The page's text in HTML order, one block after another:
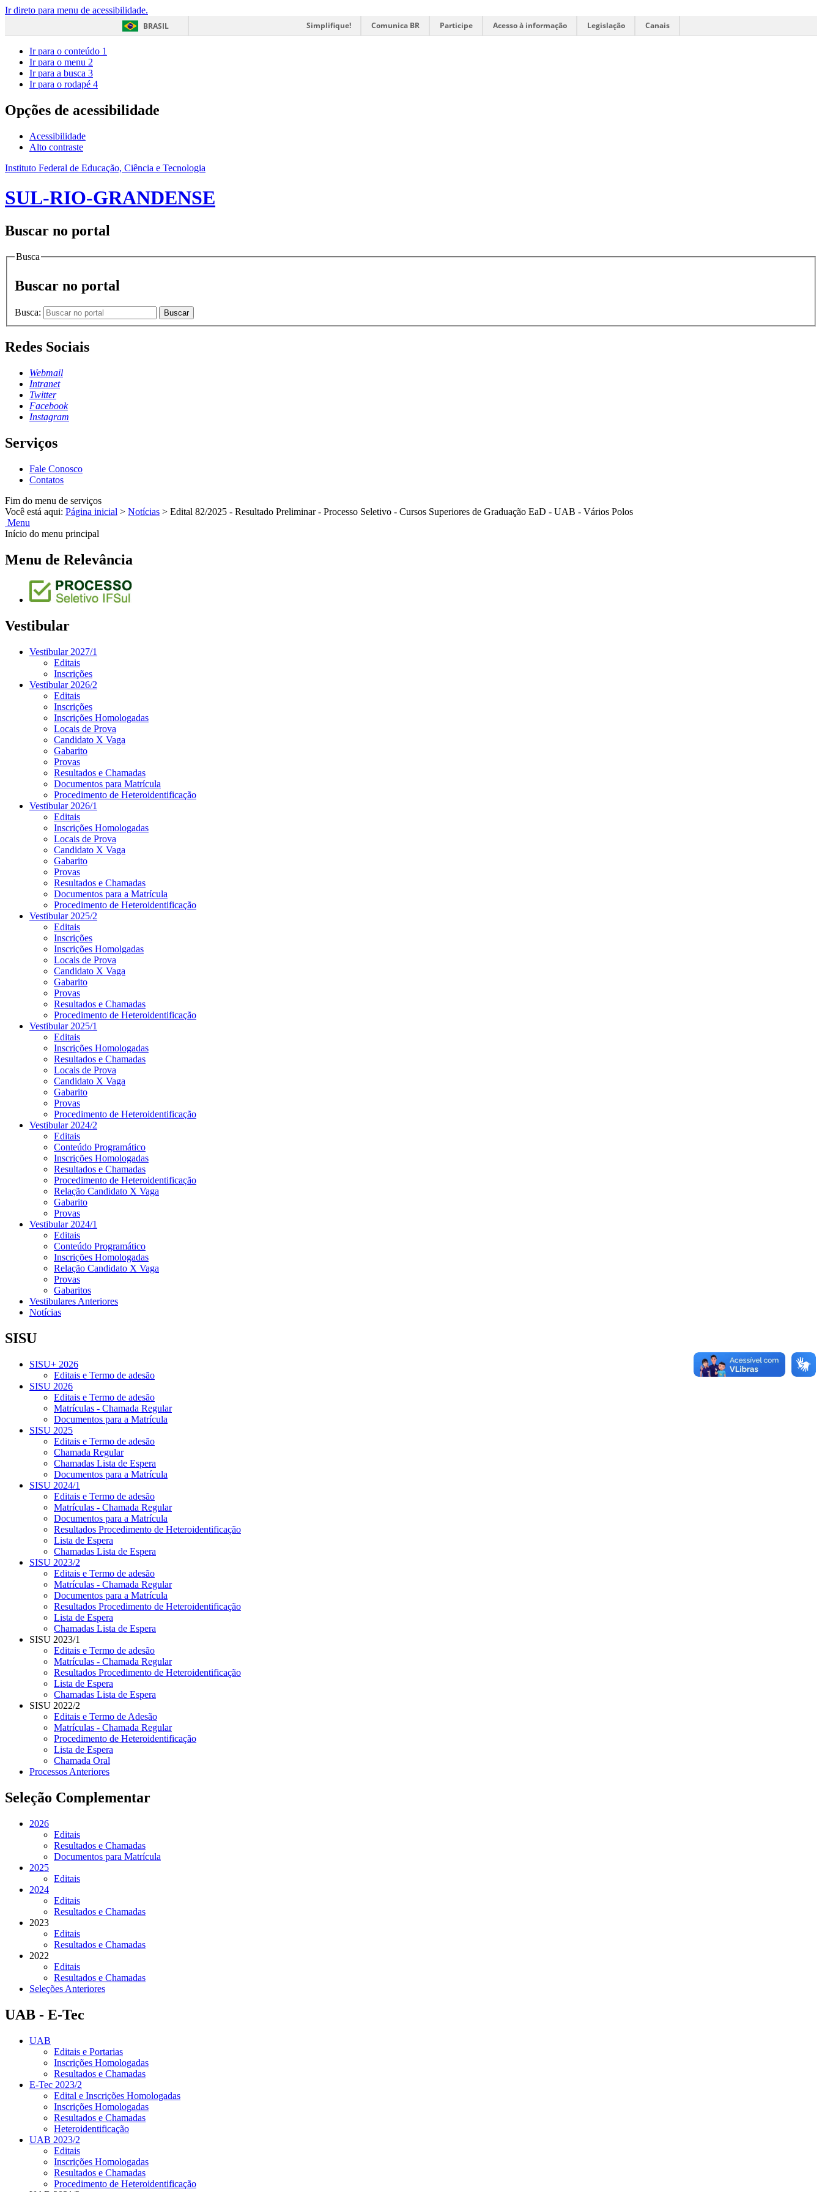
Ir direto para menu de acessibilidade.
BRASIL
Simplifique! Comunica BR Participe Acesso à informação Legislação Canais
Ir para o conteúdo 1
Ir para o menu 2
Ir para a busca 3
Ir para o rodapé 4
Opções de acessibilidade
Acessibilidade
Alto contraste
Instituto Federal de Educação, Ciência e Tecnologia
SUL-RIO-GRANDENSE
Buscar no portal
Busca
Buscar no portal
Busca: Buscar
Redes Sociais
Webmail
Intranet
Twitter
Facebook
Instagram
Serviços
Fale Conosco
Contatos
Fim do menu de serviços
Você está aqui: Página inicial > Notícias > Edital 82/2025 - Resultado Preliminar - Processo Seletivo - Cursos Superiores de Graduação EaD - UAB - Vários Polos
Menu
Início do menu principal
Menu de Relevância
Vestibular
Vestibular 2027/1
Editais
Inscrições
Vestibular 2026/2
Editais
Inscrições
Inscrições Homologadas
Locais de Prova
Candidato X Vaga
Gabarito
Provas
Resultados e Chamadas
Documentos para Matrícula
Procedimento de Heteroidentificação
Vestibular 2026/1
Editais
Inscrições Homologadas
Locais de Prova
Candidato X Vaga
Gabarito
Provas
Resultados e Chamadas
Documentos para a Matrícula
Procedimento de Heteroidentificação
Vestibular 2025/2
Editais
Inscrições
Inscrições Homolgadas
Locais de Prova
Candidato X Vaga
Gabarito
Provas
Resultados e Chamadas
Procedimento de Heteroidentificação
Vestibular 2025/1
Editais
Inscrições Homologadas
Resultados e Chamadas
Locais de Prova
Candidato X Vaga
Gabarito
Provas
Procedimento de Heteroidentificação
Vestibular 2024/2
Editais
Conteúdo Programático
Inscrições Homologadas
Resultados e Chamadas
Procedimento de Heteroidentificação
Relação Candidato X Vaga
Gabarito
Provas
Vestibular 2024/1
Editais
Conteúdo Programático
Inscrições Homologadas
Relação Candidato X Vaga
Provas
Gabaritos
Vestibulares Anteriores
Notícias
SISU
SISU+ 2026
Editais e Termo de adesão
SISU 2026
Editais e Termo de adesão
Matrículas - Chamada Regular
Documentos para a Matrícula
SISU 2025
Editais e Termo de adesão
Chamada Regular
Chamadas Lista de Espera
Documentos para a Matrícula
SISU 2024/1
Editais e Termo de adesão
Matrículas - Chamada Regular
Documentos para a Matrícula
Resultados Procedimento de Heteroidentificação
Lista de Espera
Chamadas Lista de Espera
SISU 2023/2
Editais e Termo de adesão
Matrículas - Chamada Regular
Documentos para a Matrícula
Resultados Procedimento de Heteroidentificação
Lista de Espera
Chamadas Lista de Espera
SISU 2023/1
Editais e Termo de adesão
Matrículas - Chamada Regular
Resultados Procedimento de Heteroidentificação
Lista de Espera
Chamadas Lista de Espera
SISU 2022/2
Editais e Termo de Adesão
Matrículas - Chamada Regular
Procedimento de Heteroidentificação
Lista de Espera
Chamada Oral
Processos Anteriores
Seleção Complementar
2026
Editais
Resultados e Chamadas
Documentos para Matrícula
2025
Editais
2024
Editais
Resultados e Chamadas
2023
Editais
Resultados e Chamadas
2022
Editais
Resultados e Chamadas
Seleções Anteriores
UAB - E-Tec
UAB
Editais e Portarias
Inscrições Homologadas
Resultados e Chamadas
E-Tec 2023/2
Edital e Inscrições Homologadas
Inscrições Homologadas
Resultados e Chamadas
Heteroidentificação
UAB 2023/2
Editais
Inscrições Homologadas
Resultados e Chamadas
Procedimento de Heteroidentificação